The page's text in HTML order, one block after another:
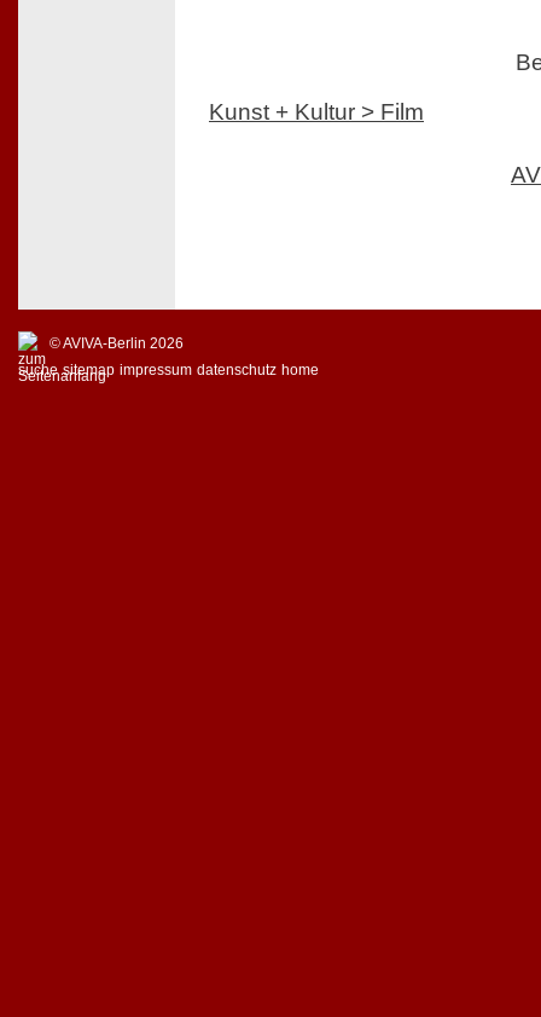
Kunst + Kultur > Film
© AVIVA-Berlin 2026
suche sitemap impressum datenschutz home